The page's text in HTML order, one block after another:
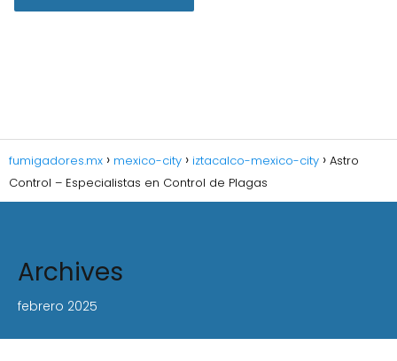
fumigadores.mx mexico-city iztacalco-mexico-city
Astro
Control – Especialistas en Control de Plagas
Archives
febrero 2025